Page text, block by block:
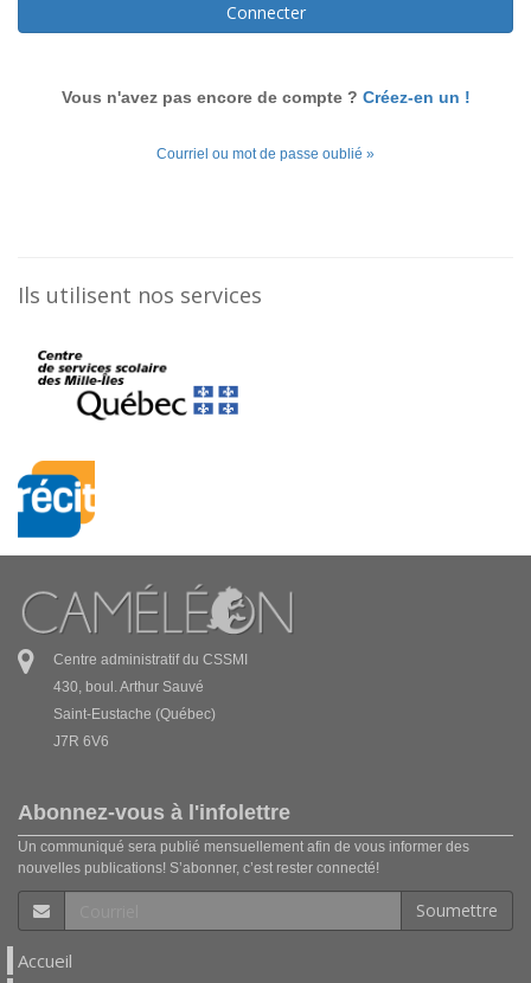
Connecter
Vous n'avez pas encore de compte ? Créez-en un !
Courriel ou mot de passe oublié »
Ils utilisent nos services
Centre administratif du CSSMI
430, boul. Arthur Sauvé
Saint-Eustache (Québec)
J7R 6V6
Abonnez-vous à l'infolettre
Un communiqué sera publié mensuellement afin de vous informer des
nouvelles publications! S’abonner, c’est rester connecté!
Soumettre
Accueil